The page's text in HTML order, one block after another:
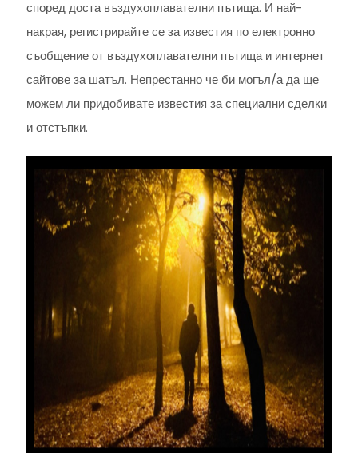
според доста въздухоплавателни пътища. И най-
накрая, регистрирайте се за известия по електронно
съобщение от въздухоплавателни пътища и интернет
сайтове за шатъл. Непрестанно че би могъл/а да ще
можем ли придобивате известия за специални сделки
и отстъпки.